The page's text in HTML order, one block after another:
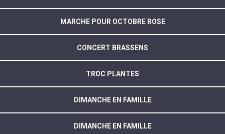
MARCHE POUR OCTOBRE ROSE
CONCERT BRASSENS
TROC PLANTES
DIMANCHE EN FAMILLE
DIMANCHE EN FAMILLE